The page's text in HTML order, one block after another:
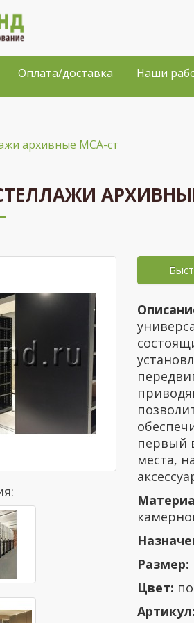
Оплата/доставка Наши
архивные МСА-ст
первый
места,
Размер:
Цвет:
Артикул: